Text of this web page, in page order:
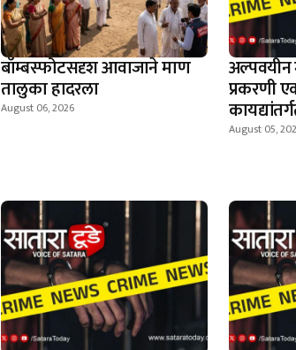
बॉम्बस्फोटसदृश आवाजाने माण
तालुका हादरला
August 06, 2026
अल्पवयीन
प्रकरणी
August 05,